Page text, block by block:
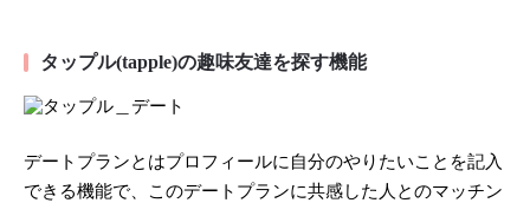
タップル(tapple)の趣味友達を探す機能
デートプランとはプロフィールに自分のやりたいことを記入
できる機能で、このデートプランに共感した人とのマッチン